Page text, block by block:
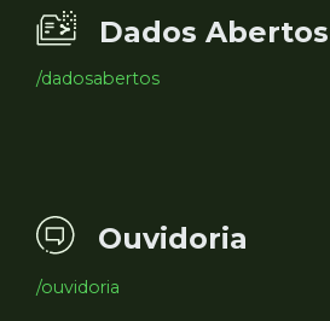
Dados Abertos
/dadosabertos
Ouvidoria
/ouvidoria